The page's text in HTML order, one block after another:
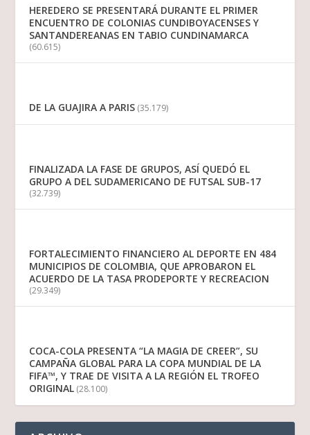
HEREDERO SE PRESENTARÁ DURANTE EL PRIMER
ENCUENTRO DE COLONIAS CUNDIBOYACENSES Y
SANTANDEREANAS EN TABIO CUNDINAMARCA
(60.615)
DE LA GUAJIRA A PARIS (35.179)
FINALIZADA LA FASE DE GRUPOS, ASÍ QUEDÓ EL
GRUPO A DEL SUDAMERICANO DE FUTSAL SUB-17
(32.739)
FORTALECIMIENTO FINANCIERO AL DEPORTE EN 484
MUNICIPIOS DE COLOMBIA, QUE APROBARON EL
ACUERDO DE LA TASA PRODEPORTE Y RECREACION
(29.349)
COCA-COLA PRESENTA “LA MAGIA DE CREER”, SU
CAMPAÑA GLOBAL PARA LA COPA MUNDIAL DE LA
FIFA™, Y TRAE DE VISITA A LA REGIÓN EL TROFEO
ORIGINAL (28.100)